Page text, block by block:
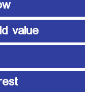
value